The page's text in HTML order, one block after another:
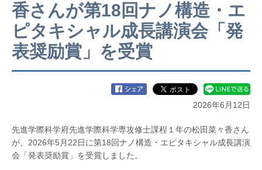
香さんが第18回ナノ構造・エ
ピタキシャル成長講演会「発
表奨励賞」を受賞
2026年6月12日
先進学際科学府先進学際科学専攻修士課程１年の松田菜々香さん
が、2026年5月22日に第18回ナノ構造・エピタキシャル成長講演
会「発表奨励賞」を受賞しました。